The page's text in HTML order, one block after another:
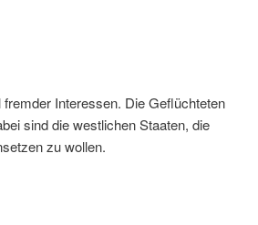
Interessen. Die Geflüchteten
sind die westlichen Staaten, die
zu wollen.